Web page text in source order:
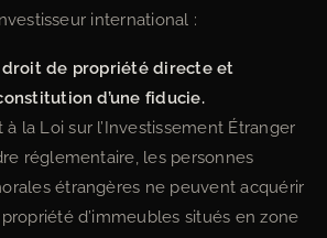
international :
de propriété directe et
d’une fiducie.
la Loi sur l’Investissement Étranger
réglementaire, les personnes
étrangères ne peuvent acquérir
d’immeubles situés en zone